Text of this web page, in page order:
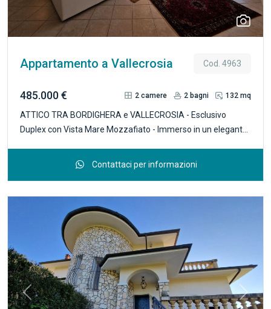
Appartamento a Vallecrosia Cod. 4963
485.000 € 2camere 2 bagni 132 mq
ATTICO TRA BORDIGHERA e VALLECROSIA - Esclusivo
Duplex con Vista Mare Mozzafiato - Immerso in un elegante
duplex regala fin dal primo istante un colpo d’occhio
in un’atmosfera raffinata e riservata. La residenza si sviluppa
su più livelli: Accogliente ingresso che conduce all’ampio
soggiorno con zona cottura, luminoso e conviviale, Bagno
finestrato, elegante e funzionale, splendida terrazza
coperta di circa 13 mq, ideale per colazioni con vista e pranzi
all’aperto in ogni stagione, scala interna che porta alla zona
notte, composta da: Due camere da letto accoglienti e
Contattaci per informazioni
Previous Next